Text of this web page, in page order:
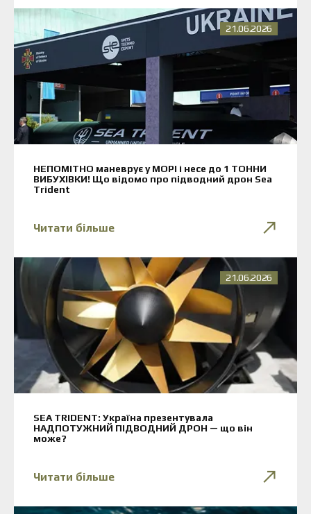
21.06.2026
НЕПОМІТНО маневрує у МОРІ і несе до 1 ТОННИ
ВИБУХІВКИ! Що відомо про підводний дрон Sea
Trident
Читати більше
21.06.2026
SEA TRIDENT: Україна презентувала
НАДПОТУЖНИЙ ПІДВОДНИЙ ДРОН — що він
може?
Читати більше